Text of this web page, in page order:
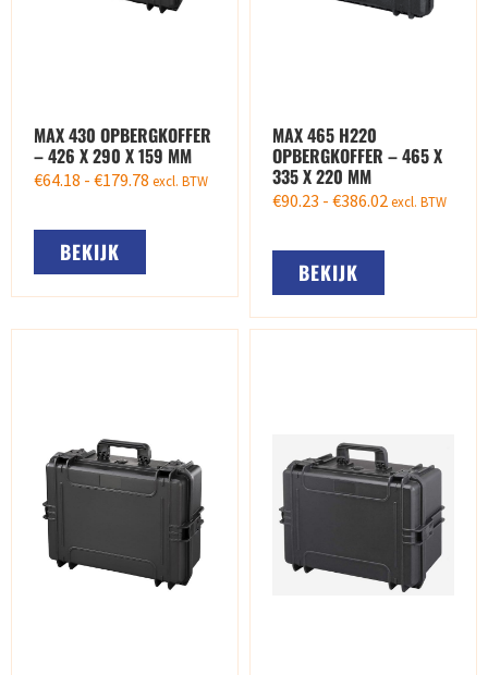
MAX 430 OPBERGKOFFER
– 426 X 290 X 159 MM
€64.18 - €179.78 excl. BTW
BEKIJK
MAX 465 H220
OPBERGKOFFER – 465 X
335 X 220 MM
€90.23 - €386.02excl. BTW
BEKIJK